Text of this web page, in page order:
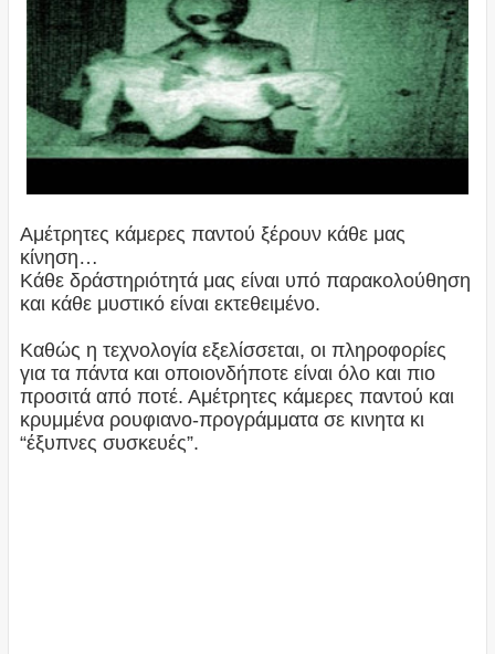
Αμέτρητες κάμερες παντού ξέρουν κάθε μας
κίνηση…
Κάθε δράστηριότητά μας είναι υπό παρακολούθηση
και κάθε μυστικό είναι εκτεθειμένο.
Καθώς η τεχνολογία εξελίσσεται, οι πληροφορίες
για τα πάντα και οποιονδήποτε είναι όλο και πιο
προσιτά από ποτέ. Αμέτρητες κάμερες παντού και
κρυμμένα ρουφιανο-προγράμματα σε κινητα κι
“έξυπνες συσκευές”.